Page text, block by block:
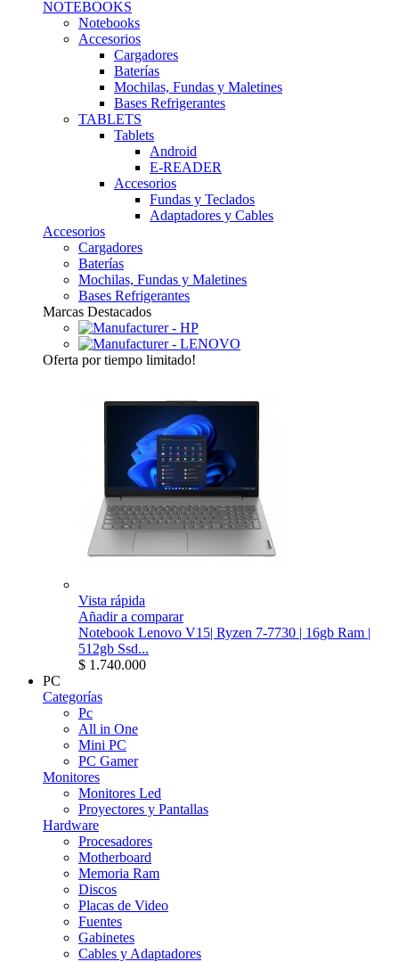
NOTEBOOKS
Notebooks
Accesorios
Cargadores
Baterías
Mochilas, Fundas y Maletines
Bases Refrigerantes
TABLETS
Tablets
Android
E-READER
Accesorios
Fundas y Teclados
Adaptadores y Cables
Accesorios
Cargadores
Baterías
Mochilas, Fundas y Maletines
Bases Refrigerantes
Marcas Destacados
Oferta por tiempo limitado!
Vista rápida
Añadir a comparar
Notebook Lenovo V15| Ryzen 7-7730 | 16gb Ram |
512gb Ssd...
$ 1.740.000
PC
Categorías
Pc
All in One
Mini PC
PC Gamer
Monitores
Monitores Led
Proyectores y Pantallas
Hardware
Procesadores
Motherboard
Memoria Ram
Discos
Placas de Video
Fuentes
Gabinetes
Cables y Adaptadores